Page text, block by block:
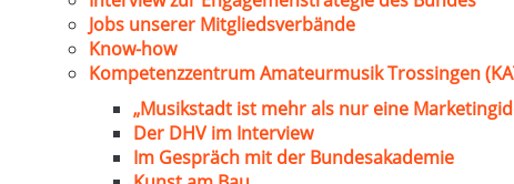
Jobs unserer Mitgliedsverbände
Know-how
Kompetenzzentrum Amateurmusik Trossingen
„Musikstadt ist mehr als nur eine
Der DHV im Interview
Im Gespräch mit der Bundesakademie